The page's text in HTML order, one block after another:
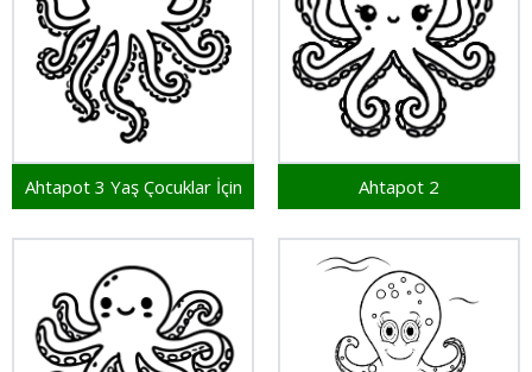
Ahtapot 3 Yaş Çocuklar İçin Ahtapot 2